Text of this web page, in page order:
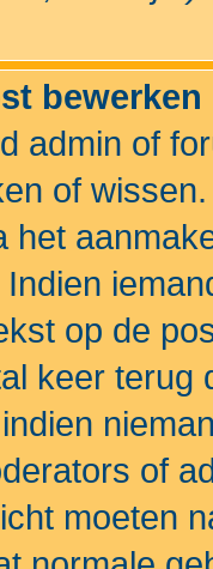
admin of
of
het
op de
keer terug
of
moeten